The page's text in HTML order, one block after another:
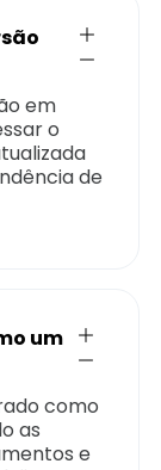
em
o
de
um
como
as
e